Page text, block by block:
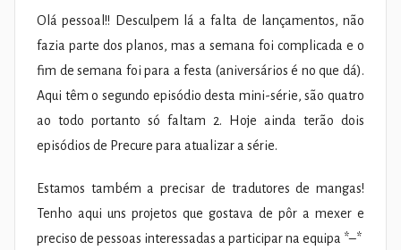
Olá pessoal!! Desculpem lá a falta de lançamentos, não
fazia parte dos planos, mas a semana foi complicada e o
fim de semana foi para a festa (aniversários é no que dá).
Aqui têm o segundo episódio desta mini-série, são quatro
ao todo portanto só faltam 2. Hoje ainda terão dois
episódios de Precure para atualizar a série.
Estamos também a precisar de tradutores de mangas!
Tenho aqui uns projetos que gostava de pôr a mexer e
preciso de pessoas interessadas a participar na equipa *–*